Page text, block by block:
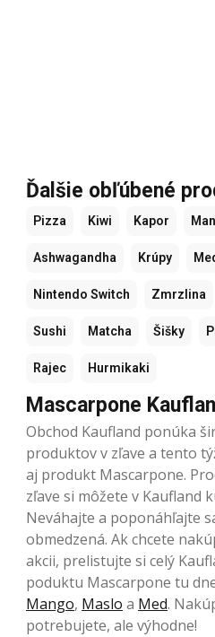
Ďalšie obľúbené
Pizza Kiwi Kapor
Ashwagandha Krúpy
Nintendo Switch Zmrzlina
Sushi Matcha Šišky
Rajec Hurmikaki
Mascarpone
Obchod Kaufland ponúka
produktov v zľave a tento
aj produkt Mascarpone.
zľave si môžete v Kaufland
Neváhajte a poponáhľajte
obmedzená. Ak chcete
akcii, prelistujte si celý
poduktu Mascarpone tu
Mango, Maslo a Med.
potrebujete, ale výhodne!